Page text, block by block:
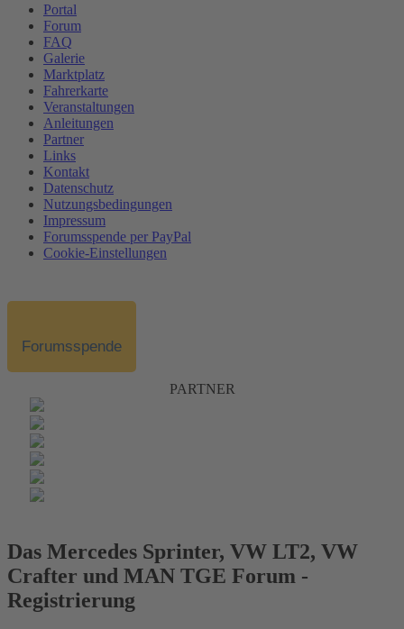
Portal
Forum
FAQ
Galerie
Marktplatz
Fahrerkarte
Veranstaltungen
Anleitungen
Partner
Links
Kontakt
Datenschutz
Nutzungsbedingungen
Impressum
Forumsspende per PayPal
Cookie-Einstellungen
Forumsspende
PARTNER
Das Mercedes Sprinter, VW LT2, VW
Crafter und MAN TGE Forum -
Registrierung